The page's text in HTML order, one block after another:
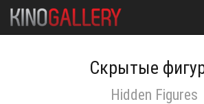
Скрытые
Hidden Figures